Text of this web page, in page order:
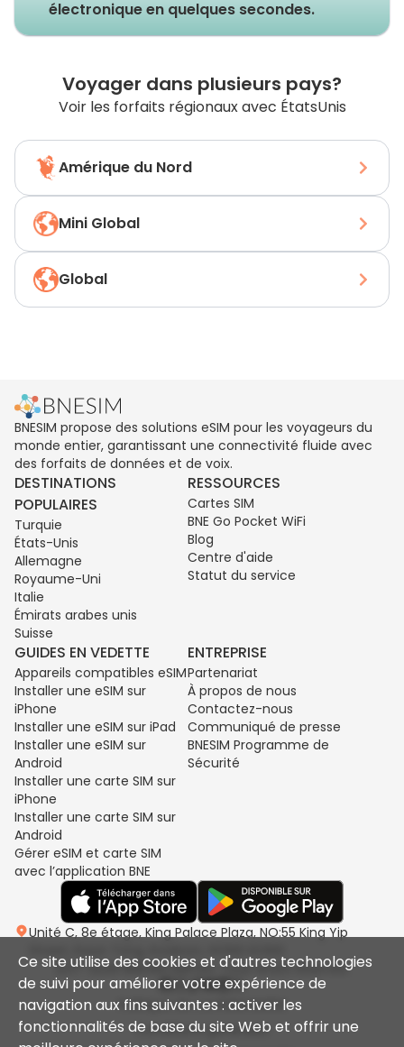
électronique en quelques secondes.
Voyager dans plusieurs pays?
Voir les forfaits régionaux avec ÉtatsUnis
Amérique du Nord
Mini Global
Global
BNESIM propose des solutions eSIM pour les voyageurs du
monde entier, garantissant une connectivité fluide avec
des forfaits de données et de voix.
DESTINATIONS
POPULAIRES
Turquie
États-Unis
Allemagne
Royaume-Uni
Italie
Émirats arabes unis
Suisse
RESSOURCES
Cartes SIM
BNE Go Pocket WiFi
Blog
Centre d'aide
Statut du service
GUIDES EN VEDETTE
Appareils compatibles eSIM
Installer une eSIM sur
iPhone
Installer une eSIM sur iPad
Installer une eSIM sur
Android
Installer une carte SIM sur
iPhone
Installer une carte SIM sur
Android
Gérer eSIM et carte SIM
avec l’application BNE
ENTREPRISE
Partenariat
À propos de nous
Contactez-nous
Communiqué de presse
BNESIM Programme de
Sécurité
Unité C, 8e étage, King Palace Plaza, NO:55 King Yip
Street, Kwun Tong, Kowloon, HONG KONG
2017-2026 BNESIM LIMITED. Tous droits réservés.
Politique de confidentialité
Conditions générales
Ce site utilise des cookies et d'autres technologies
de suivi pour améliorer votre expérience de
navigation aux fins suivantes : activer les
fonctionnalités de base du site Web et offrir une